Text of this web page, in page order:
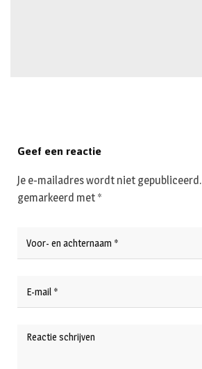
Geef een reactie
Je e-mailadres wordt niet gepubliceerd.
gemarkeerd met *